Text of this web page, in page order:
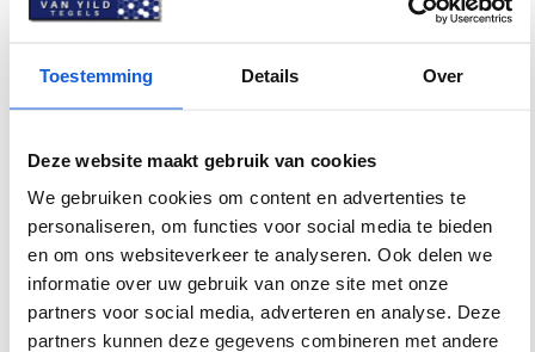
Toestemming Details Over
Deze website maakt gebruik van cookies
We gebruiken cookies om content en advertenties te
personaliseren, om functies voor social media te bieden
en om ons websiteverkeer te analyseren. Ook delen we
informatie over uw gebruik van onze site met onze
partners voor social media, adverteren en analyse. Deze
partners kunnen deze gegevens combineren met andere
vloerpatronen
keramiek
✔ Geschikt voor woonkamers, keukens, hallen en
✔ Eigentijds design dat makkelijk combineert met
verschillende interieurstijlen
✔ Perfect te gebruiken in combinatie met
vloerverwarming
Specificaties